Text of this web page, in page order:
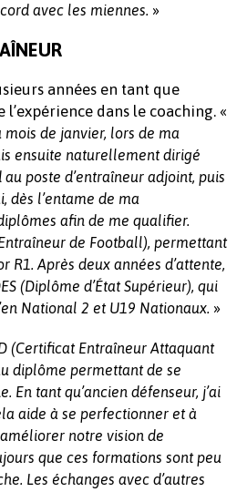
avec les miennes. »
années en tant que
dans le coaching. «
mois de janvier, lors de ma
ensuite naturellement dirigé
poste d’entraîneur adjoint, puis
dès l’entame de ma
afin de me qualifier.
de Football), permettant
R1. Après deux années d’attente,
(Diplôme d’État Supérieur), qui
National 2 et U19 Nationaux. »
(Certificat Entraîneur Attaquant
diplôme permettant de se
En tant qu’ancien défenseur, j’ai
aide à se perfectionner et à
notre vision de
que ces formations sont peu
Les échanges avec d’autres